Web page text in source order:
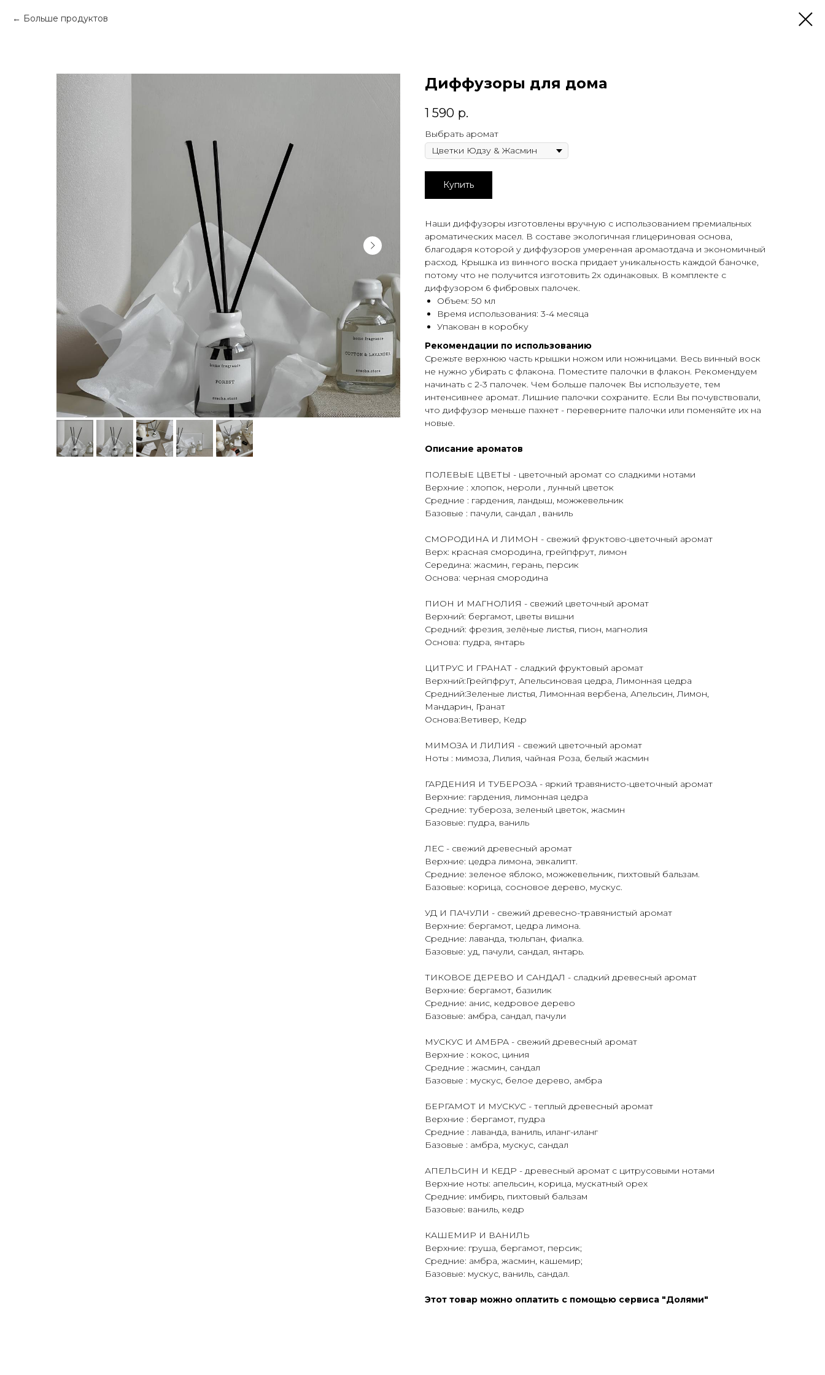
Больше продуктов
Диффузоры для дома
1 590 р.
Выбрать аромат
Купить
Наши диффузоры изготовлены вручную с использованием премиальных
ароматических масел. В составе экологичная глицериновая основа,
благодаря которой у диффузоров умеренная аромаотдача и экономичный
расход. Крышка из винного воска придает уникальность каждой баночке,
потому что не получится изготовить 2х одинаковых. В комплекте с
диффузором 6 фибровых палочек.
Объем: 50 мл
Время использования: 3-4 месяца
Упакован в коробку
Рекомендации по использованию
Срежьте верхнюю часть крышки ножом или ножницами. Весь винный воск
не нужно убирать с флакона. Поместите палочки в флакон. Рекомендуем
начинать с 2-3 палочек. Чем больше палочек Вы используете, тем
интенсивнее аромат. Лишние палочки сохраните. Если Вы почувствовали,
что диффузор меньше пахнет - переверните палочки или поменяйте их на
новые.
Описание ароматов
ПОЛЕВЫЕ ЦВЕТЫ - цветочный аромат со сладкими нотами
Верхние : хлопок, нероли , лунный цветок
Средние : гардения, ландыш, можжевельник
Базовые : пачули, сандал , ваниль
СМОРОДИНА И ЛИМОН - свежий фруктово-цветочный аромат
Верх: красная смородина, грейпфрут, лимон
Середина: жасмин, герань, персик
Основа: черная смородина
ПИОН И МАГНОЛИЯ - свежий цветочный аромат
Верхний: бергамот, цветы вишни
Средний: фрезия, зелёные листья, пион, магнолия
Основа: пудра, янтарь
ЦИТРУС И ГРАНАТ - сладкий фруктовый аромат
Верхний:Грейпфрут, Апельсиновая цедра, Лимонная цедра
Средний:Зеленые листья, Лимонная вербена, Апельсин, Лимон,
Мандарин, Гранат
Основа:Ветивер, Кедр
МИМОЗА И ЛИЛИЯ - свежий цветочный аромат
Ноты : мимоза, Лилия, чайная Роза, белый жасмин
ГАРДЕНИЯ И ТУБЕРОЗА - яркий травянисто-цветочный аромат
Верхние: гардения, лимонная цедра
Средние: тубероза, зеленый цветок, жасмин
Базовые: пудра, ваниль
ЛЕС - свежий древесный аромат
Верхние: цедра лимона, эвкалипт.
Средние: зеленое яблоко, можжевельник, пихтовый бальзам.
Базовые: корица, сосновое дерево, мускус.
УД И ПАЧУЛИ - свежий древесно-травянистый аромат
Верхние: бергамот, цедра лимона.
Средние: лаванда, тюльпан, фиалка.
Базовые: уд, пачули, сандал, янтарь.
ТИКОВОЕ ДЕРЕВО И САНДАЛ - сладкий древесный аромат
Верхние: бергамот, базилик
Средние: анис, кедровое дерево
Базовые: амбра, сандал, пачули
МУСКУС И АМБРА - свежий древесный аромат
Верхние : кокос, циния
Средние : жасмин, сандал
Базовые : мускус, белое дерево, амбра
БЕРГАМОТ И МУСКУС - теплый древесный аромат
Верхние : бергамот, пудра
Средние : лаванда, ваниль, иланг-иланг
Базовые : амбра, мускус, сандал
АПЕЛЬСИН И КЕДР - древесный аромат с цитрусовыми нотами
Верхние ноты: апельсин, корица, мускатный орех
Средние: имбирь, пихтовый бальзам
Базовые: ваниль, кедр
КАШЕМИР И ВАНИЛЬ
Верхние: груша, бергамот, персик;
Cредние: амбра, жасмин, кашемир;
Базовые: мускус, ваниль, сандал.
Этот товар можно оплатить с помощью сервиса "Долями"